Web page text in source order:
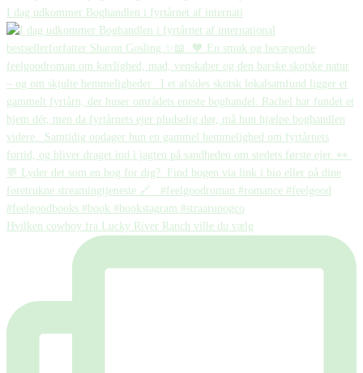
I dag udkommer Boghandlen i fyrtårnet af internati
Hvilken cowboy fra Lucky River Ranch ville du vælg